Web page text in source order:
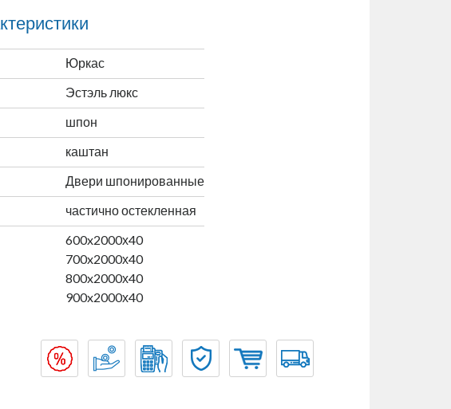
Юркас
Эстэль люкс
шпон
каштан
Двери шпонированные
частично остекленная
600x2000х40
700x2000х40
800x2000х40
900x2000х40